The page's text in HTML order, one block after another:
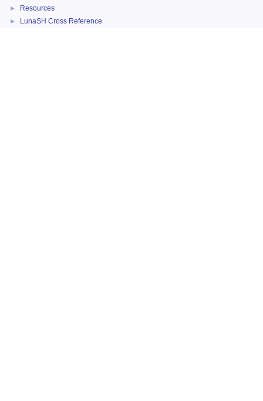
► Resources
► LunaSH Cross Reference